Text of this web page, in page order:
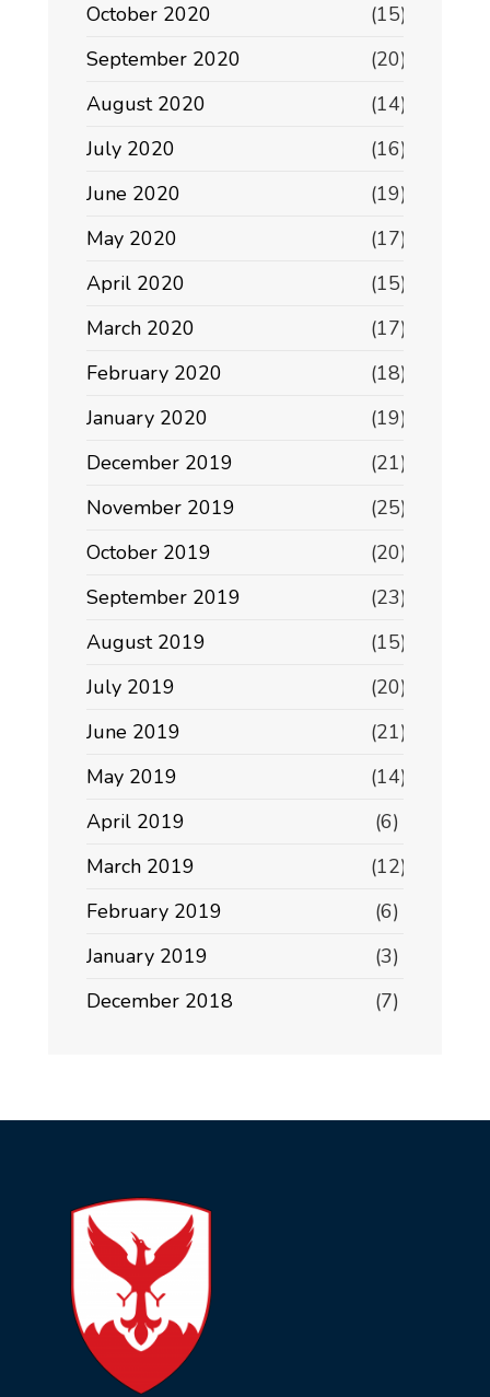
October 2020
(15)
September 2020
(20)
August 2020
(14)
July 2020
(16)
June 2020
(19)
May 2020
(17)
April 2020
(15)
March 2020
(17)
February 2020
(18)
January 2020
(19)
December 2019
(21)
November 2019
(25)
October 2019
(20)
September 2019
(23)
August 2019
(15)
July 2019
(20)
June 2019
(21)
May 2019
(14)
April 2019
(6)
March 2019
(12)
February 2019
(6)
January 2019
(3)
December 2018
(7)